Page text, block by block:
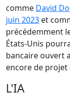
comme David
juin 2023 et
précédemment
États-Unis
bancaire ouvert
encore de projet
L'IA